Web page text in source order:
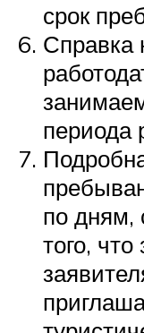
срок
Справка
периода
по дням,
того,